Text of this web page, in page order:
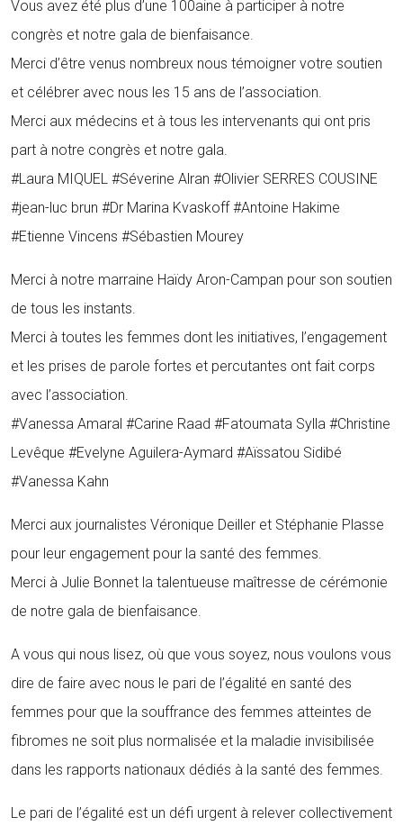
Vous avez été plus d’une 100aine à participer à notre
congrès et notre gala de bienfaisance.
Merci d’être venus nombreux nous témoigner votre soutien
et célébrer avec nous les 15 ans de l’association.
Merci aux médecins et à tous les intervenants qui ont pris
part à notre congrès et notre gala.
#Laura MIQUEL #Séverine Alran #Olivier SERRES COUSINE
#jean-luc brun #Dr Marina Kvaskoff #Antoine Hakime
#Etienne Vincens #Sébastien Mourey
Merci à notre marraine Haïdy Aron-Campan pour son soutien
de tous les instants.
Merci à toutes les femmes dont les initiatives, l’engagement
et les prises de parole fortes et percutantes ont fait corps
avec l’association.
#Vanessa Amaral #Carine Raad #Fatoumata Sylla #Christine
Levêque #Evelyne Aguilera-Aymard #Aïssatou Sidibé
#Vanessa Kahn
Merci aux journalistes Véronique Deiller et Stéphanie Plasse
pour leur engagement pour la santé des femmes.
Merci à Julie Bonnet la talentueuse maîtresse de cérémonie
de notre gala de bienfaisance.
A vous qui nous lisez, où que vous soyez, nous voulons vous
dire de faire avec nous le pari de l’égalité en santé des
femmes pour que la souffrance des femmes atteintes de
fibromes ne soit plus normalisée et la maladie invisibilisée
dans les rapports nationaux dédiés à la santé des femmes.
Le pari de l’égalité est un défi urgent à relever collectivement